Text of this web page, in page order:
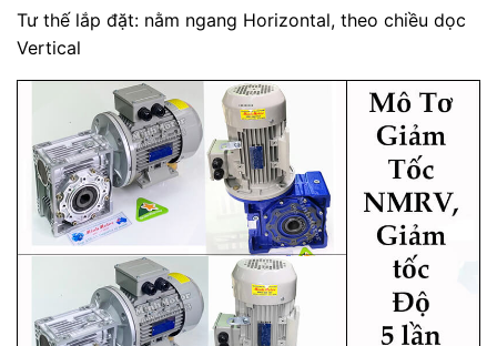
Tư thế lắp đặt: nằm ngang Horizontal, theo chiều dọc
Vertical